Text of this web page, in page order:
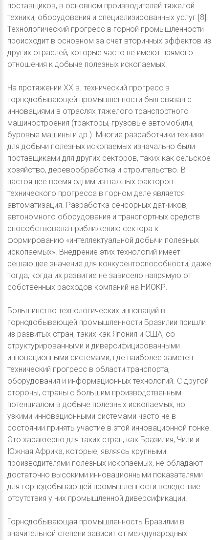
поставщиков, в основном производителей тяжелой
техники, оборудования и специализированных услуг [8].
Технологический прогресс в горной промышленности
происходит в основном за счет вторичных эффектов из
других отраслей, которые часто не имеют прямого
отношения к добыче полезных ископаемых.
На протяжении XX в. технический прогресс в
горнодобывающей промышленности был связан с
инновациями в отраслях тяжелого транспортного
машиностроения (тракторы, грузовые автомобили,
буровые машины и др.). Многие разработчики техники
для добычи полезных ископаемых изначально были
поставщиками для других секторов, таких как сельское
хозяйство, деревообработка и строительство. В
настоящее время одним из важных факторов
технического прогресса в горном деле является
автоматизация. Разработка сенсорных датчиков,
автономного оборудования и транспортных средств
способствовала приближению сектора к
формированию «интеллектуальной добычи полезных
ископаемых». Внедрение этих технологий имеет
решающее значение для конкурентоспособности, даже
тогда, когда их развитие не зависело напрямую от
собственных расходов компаний на НИОКР.
Большинство технологических инноваций в
горнодобывающей промышленности Бразилии пришли
из развитых стран, таких как Япония и США, со
структурированными и диверсифицированными
инновационными системами, где наиболее заметен
технический прогресс в области транспорта,
оборудования и информационных технологий. С другой
стороны, страны с большим производственным
потенциалом в добыче полезных ископаемых, но
узкими инновационными системами часто не в
состоянии принять участие в этой инновационной гонке.
Это характерно для таких стран, как Бразилия, Чили и
Южная Африка, которые, являясь крупными
производителями полезных ископаемых, не обладают
достаточно высокими инновационными показателями
для горнодобывающей промышленности вследствие
отсутствия у них промышленной диверсификации.
Горнодобывающая промышленность Бразилии в
значительной степени зависит от международных